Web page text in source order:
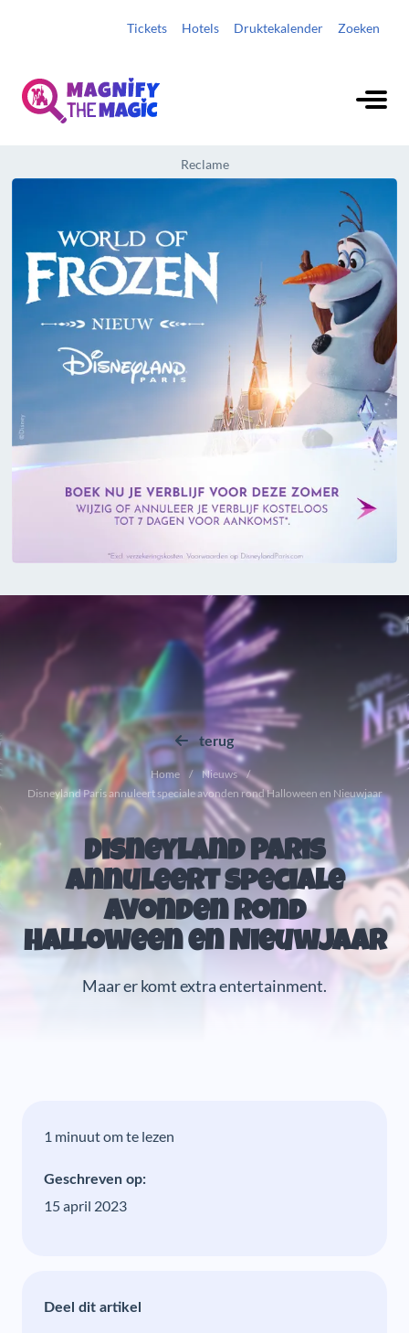
Tickets Hotels Druktekalender Zoeken
Reclame
terug
Home
Nieuws
Disneyland Paris annuleert speciale avonden rond Halloween en Nieuwjaar
Disneyland Paris
annuleert speciale
avonden rond
Halloween en Nieuwjaar
Maar er komt extra entertainment.
1 minuut om te lezen
Geschreven op:
15 april 2023
Deel dit artikel